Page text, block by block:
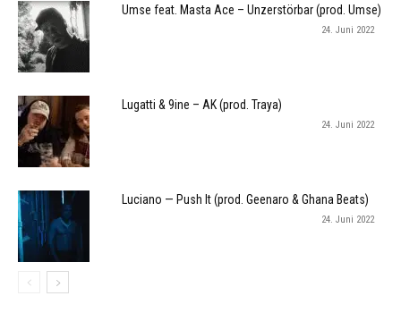
Umse feat. Masta Ace – Unzerstörbar (prod. Umse)
24. Juni 2022
Lugatti & 9ine – AK (prod. Traya)
24. Juni 2022
Luciano — Push It (prod. Geenaro & Ghana Beats)
24. Juni 2022